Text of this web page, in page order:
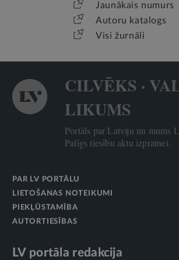
Jaunākais numurs
Autoru katalogs
Visi žurnāli
CILVĒKS ·
LIKUMS
Portāls par Latviju un mums
Palīgs tiesību aktu izpratnei.
PAR LV PORTĀLU
LIETOŠANAS NOTEIKUMI
PIEKĻŪSTAMĪBA
AUTORTIESĪBAS
LV portāla redakcija